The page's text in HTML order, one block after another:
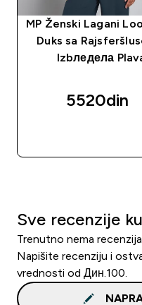
MP Ženski Lagani
Duks sa
Izbледела
5520din‎
Sve recenzije
Trenutno nema recenzija.
Napišite recenziju i
vrednosti od Дин.100.